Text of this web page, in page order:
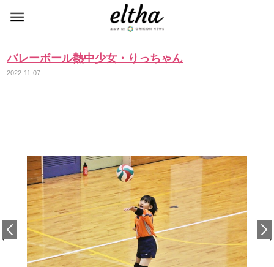
バレーボール熱中少女・りっちゃん
2022-11-07